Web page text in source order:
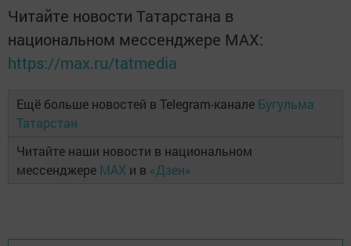
Читайте новости Татарстана в
национальном мессенджере MАХ:
https://max.ru/tatmedia
Ещё больше новостей в Telegram-канале Бугульма
Татарстан
Читайте наши новости в национальном
мессенджере MAX и в «Дзен»